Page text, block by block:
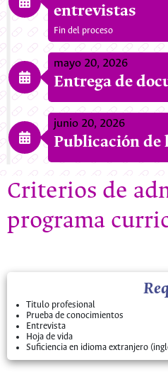
entrevistas
Fin del proceso
mayo 20, 2026
Entrega de
junio 20, 2026
Publicación de
Criterios de
programa
Titulo profesional
Prueba de conocimientos
Entrevista
Hoja de vida
Suficiencia en idioma extranjero